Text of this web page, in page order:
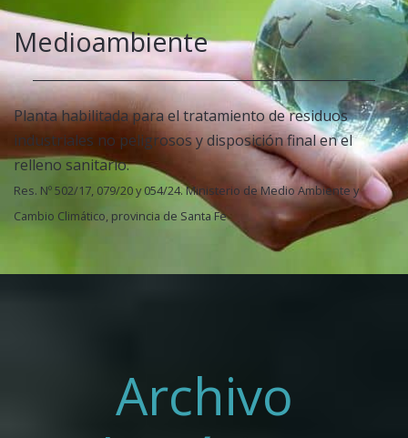
Medioambiente
Planta habilitada para el tratamiento de residuos
industriales no peligrosos y disposición final en el
relleno sanitario.
Res. Nº 502/17, 079/20 y 054/24. Ministerio de Medio Ambiente y
Cambio Climático, provincia de Santa Fe
Archivo